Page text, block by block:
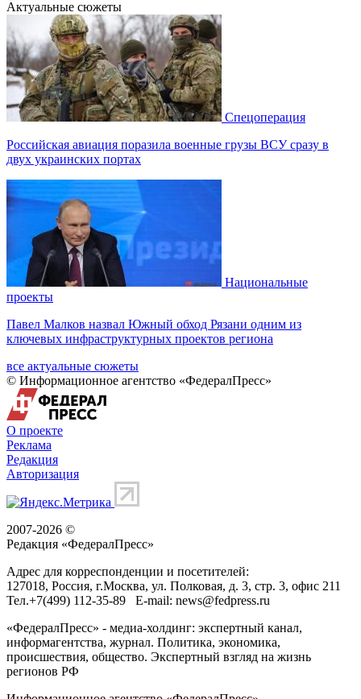
Актуальные сюжеты
Спецоперация
Российская авиация поразила военные грузы ВСУ сразу в
двух украинских портах
Национальные
проекты
Павел Малков назвал Южный обход Рязани одним из
ключевых инфраструктурных проектов региона
все актуальные сюжеты
© Информационное агентство «ФедералПресс»
О проекте
Реклама
Редакция
Авторизация
2007-2026 ©
Редакция «ФедералПресс»
Адрес для корреспонденции и посетителей:
127018, Россия, г.Москва, ул. Полковая, д. 3, стр. 3, офис 211
Тел.+7(499) 112-35-89 E-mail: news@fedpress.ru
«ФедералПресс» - медиа-холдинг: экспертный канал,
информагентства, журнал. Политика, экономика,
происшествия, общество. Экспертный взгляд на жизнь
регионов РФ